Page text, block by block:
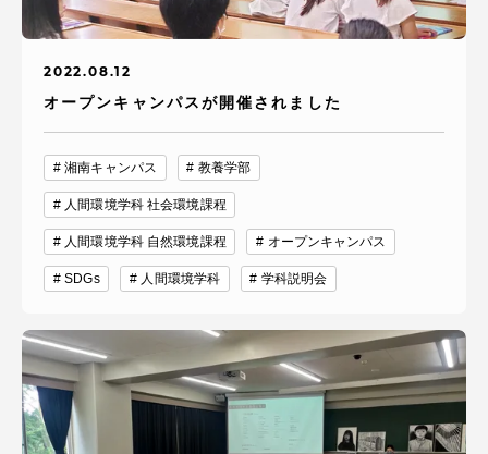
2022.08.12
オープンキャンパスが開催されました
湘南キャンパス 教養学部
人間環境学科 社会環境課程
人間環境学科 自然環境課程 オープンキャンパス
SDGs 人間環境学科 学科説明会